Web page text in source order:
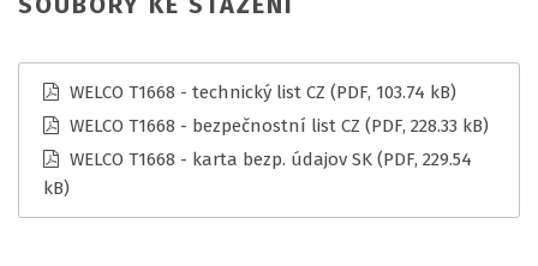
WELCO T1668 - technický list CZ (PDF, 103.74 kB)
WELCO T1668 - bezpečnostní list CZ (PDF, 228.33 kB)
WELCO T1668 - karta bezp. údajov SK (PDF, 229.54
kB)